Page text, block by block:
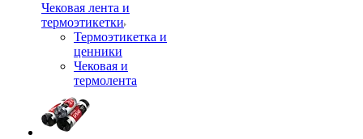
Чековая лента и
термоэтикетки
Термоэтикетка и
ценники
Чековая и
термолента